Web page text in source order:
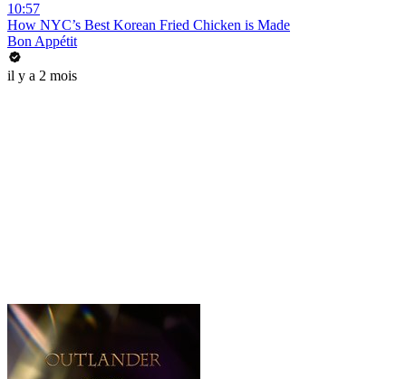
10:57
How NYC’s Best Korean Fried Chicken is Made
Bon Appétit
il y a 2 mois